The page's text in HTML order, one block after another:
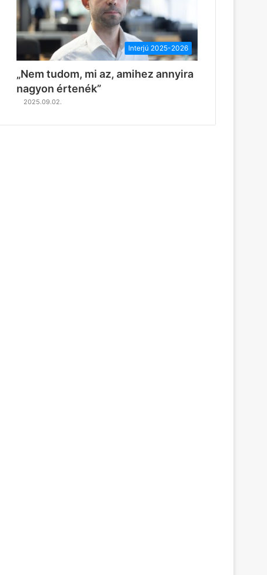
Interjú 2025-2026
„Nem tudom, mi az, amihez annyira
nagyon értenék”
2025.09.02.